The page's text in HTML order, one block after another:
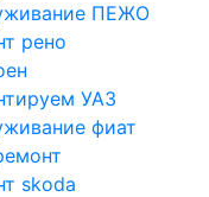
ПЕЖО
рено
УАЗ
фиат
skoda